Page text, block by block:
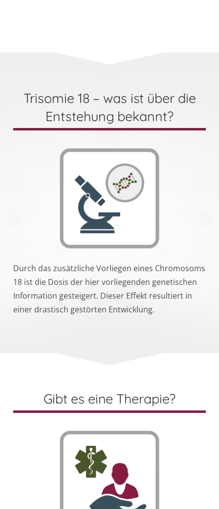
Trisomie 18 – was ist über die
Entstehung bekannt?
Durch das zusätzliche Vorliegen eines Chromosoms
18 ist die Dosis der hier vorliegenden genetischen
Information gesteigert. Dieser Effekt resultiert in
einer drastisch gestörten Entwicklung.
Gibt es eine Therapie?